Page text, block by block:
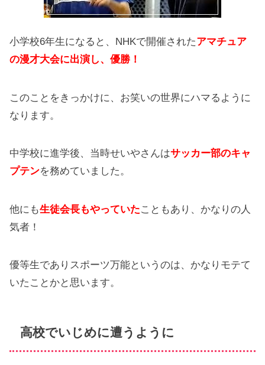
小学校6年生になると、NHKで開催されたアマチュア
の漫才大会に出演し、優勝！
このことをきっかけに、お笑いの世界にハマるように
なります。
中学校に進学後、当時せいやさんはサッカー部のキャ
プテンを務めていました。
他にも生徒会長もやっていたこともあり、かなりの人
気者！
優等生でありスポーツ万能というのは、かなりモテて
いたことかと思います。
高校でいじめに遭うように